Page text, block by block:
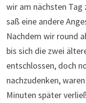
wir am nächsten Tag
saß eine andere
Nachdem wir round
bis sich die zwei
entschlossen, doch
nachzudenken,
Minuten später